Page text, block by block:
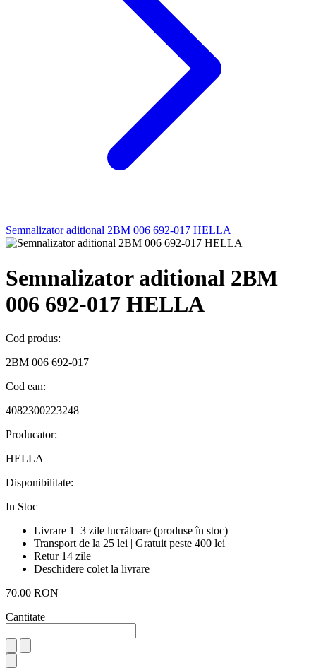
Semnalizator aditional 2BM 006 692-017 HELLA
Semnalizator aditional 2BM
006 692-017 HELLA
Cod produs:
2BM 006 692-017
Cod ean:
4082300223248
Producator:
HELLA
Disponibilitate:
In Stoc
Livrare 1–3 zile lucrătoare (produse în stoc)
Transport de la 25 lei | Gratuit peste 400 lei
Retur 14 zile
Deschidere colet la livrare
70.00 RON
Cantitate